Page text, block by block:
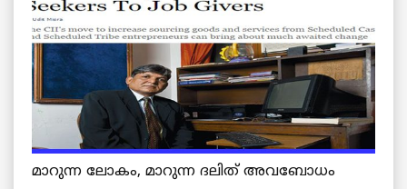
മാറുന്ന ലോകം, മാറുന്ന ദലിത് അവബോധം